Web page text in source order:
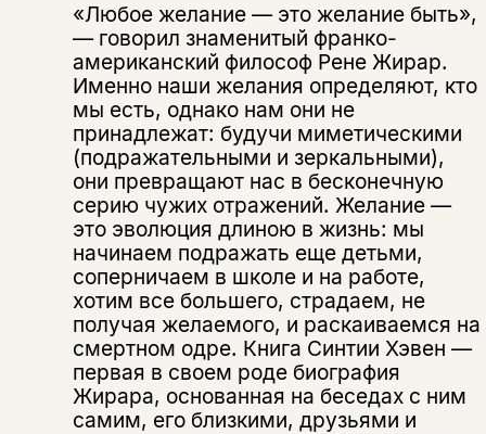
«Любое желание — это желание быть»,
— говорил знаменитый франко-
американский философ Рене Жирар.
Именно наши желания определяют, кто
мы есть, однако нам они не
принадлежат: будучи миметическими
(подражательными и зеркальными),
они превращают нас в бесконечную
серию чужих отражений. Желание —
это эволюция длиною в жизнь: мы
начинаем подражать еще детьми,
соперничаем в школе и на работе,
хотим все большего, страдаем, не
получая желаемого, и раскаиваемся на
смертном одре. Книга Синтии Хэвен —
первая в своем роде биография
Жирара, основанная на беседах с ним
самим, его близкими, друзьями и